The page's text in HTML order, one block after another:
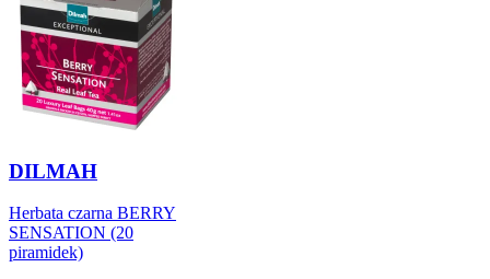
DILMAH
Herbata czarna BERRY
SENSATION (20
piramidek)